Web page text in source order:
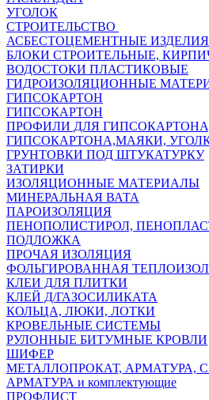
УГОЛОК
СТРОИТЕЛЬСТВО
АСБЕСТОЦЕМЕНТНЫЕ ИЗДЕЛИЯ
БЛОКИ СТРОИТЕЛЬНЫЕ,
ВОДОСТОКИ ПЛАСТИКОВЫЕ
ГИДРОИЗОЛЯЦИОННЫЕ
ГИПСОКАРТОН
ГИПСОКАРТОН
ПРОФИЛИ ДЛЯ
ГИПСОКАРТОНА,МАЯКИ,
ГРУНТОВКИ ПОД ШТУКАТУРКУ
ЗАТИРКИ
ИЗОЛЯЦИОННЫЕ МАТЕРИАЛЫ
МИНЕРАЛЬНАЯ ВАТА
ПАРОИЗОЛЯЦИЯ
ПЕНОПОЛИСТИРОЛ,
ПОДЛОЖКА
ПРОЧАЯ ИЗОЛЯЦИЯ
ФОЛЬГИРОВАННАЯ
КЛЕИ ДЛЯ ПЛИТКИ
КЛЕЙ Д/ГАЗОСИЛИКАТА
КОЛЬЦА, ЛЮКИ, ЛОТКИ
КРОВЕЛЬНЫЕ СИСТЕМЫ
РУЛОННЫЕ БИТУМНЫЕ КРОВЛИ
ШИФЕР
МЕТАЛЛОПРОКАТ, АРМАТУРА,
АРМАТУРА и комплектующие
ПРОФЛИСТ